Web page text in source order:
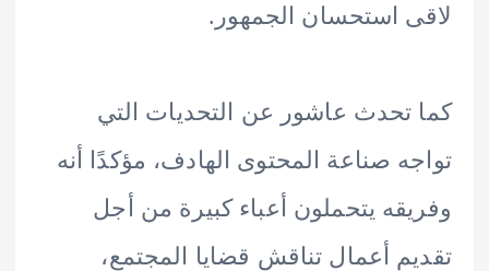
استحسان الجمهور.
تحدث عاشور عن التحديات التي
صناعة المحتوى الهادف، مؤكدًا أنه
يتحملون أعباء كبيرة من أجل
أعمال تناقش قضايا المجتمع،